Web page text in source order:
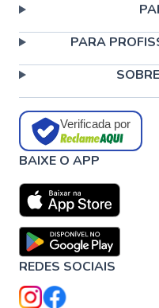
PARA
Verificada por
BAIXE O APP
REDES SOCIAIS